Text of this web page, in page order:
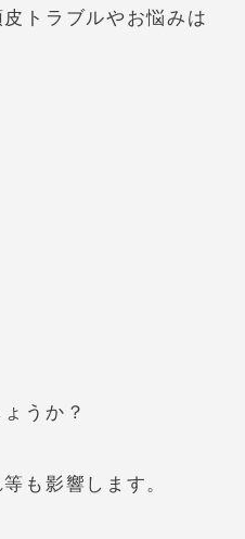
トラブルやお悩みは
うか？
も影響します。